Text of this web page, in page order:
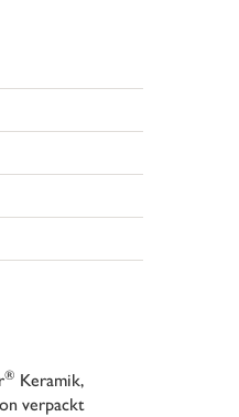
® Keramik,
verpackt